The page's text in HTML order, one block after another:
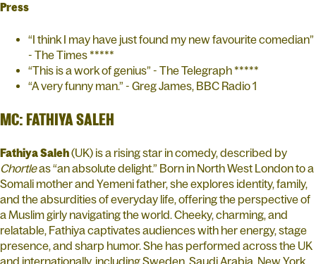
Press
“I think I may have just found my new favourite comedian”
- The Times *****
“This is a work of genius” - The Telegraph *****
“A very funny man.” - Greg James, BBC Radio 1
MC: FATHIYA SALEH
Fathiya Saleh(UK) is a rising star in comedy, described by
Chortleas “an absolute delight.” Born in North West London to a
Somali mother and Yemeni father, she explores identity, family,
and the absurdities of everyday life, offering the perspective of
a Muslim girly navigating the world. Cheeky, charming, and
relatable, Fathiya captivates audiences with her energy, stage
presence, and sharp humor. She has performed across the UK
and internationally, including Sweden, Saudi Arabia, New York,